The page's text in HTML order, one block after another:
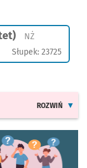
NŻPrzystanek
Słupek: 23725
ROZWIŃ